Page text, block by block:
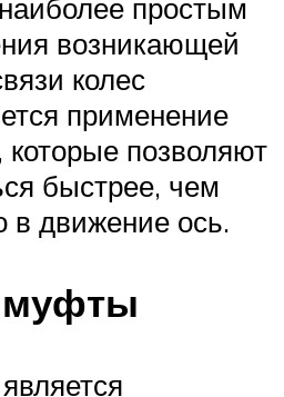
простым
возникающей
колес
применение
позволяют
быстрее, чем
в движение ось.